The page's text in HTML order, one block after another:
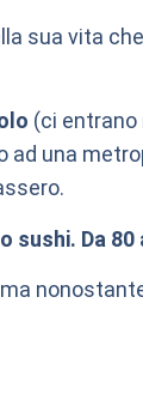
sua vita
(ci entrano
una
sushi. Da 80